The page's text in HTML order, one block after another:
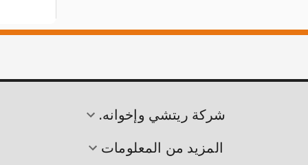
شركة ريتشي وإخوانه.
المزيد من المعلومات